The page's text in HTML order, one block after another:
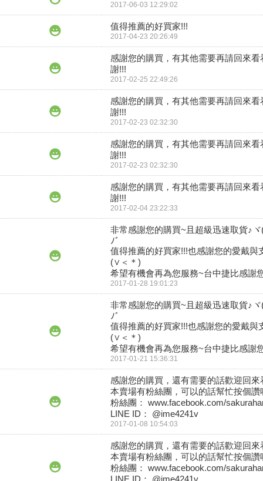
2017-06-03 12:29:02
值得推薦的好買家!!!
2017-04-23 20:26:49
感謝您的購買，有其他需要再請回來看
謝!!!
2017-02-25 22:49:26
感謝您的購買，有其他需要再請回來看
謝!!!
2017-02-23 02:32:30
感謝您的購買，有其他需要再請回來看
謝!!!
2017-02-23 02:32:30
感謝您的購買，有其他需要再請回來看
謝!!!
2017-02-04 23:22:33
非常感謝您的購買~且超級迅速取貨♪
ﾉﾞ
值得推薦的好買家!!!也感謝您的愛戴與
(∨＜＊)
希望有機會再為您服務~台中捷比感謝
2017-01-28 19:01:23
非常感謝您的購買~且超級迅速取貨♪
ﾉﾞ
值得推薦的好買家!!!也感謝您的愛戴與
(∨＜＊)
希望有機會再為您服務~台中捷比感謝
2017-01-21 15:36:31
感謝您的購買，還有需要的話歡迎回來
本賣場有粉絲團，可以的話幫忙按個讚
粉絲團： www.facebook.com/
LINE ID： @ime4241v
2017-01-08 10:54:03
感謝您的購買，還有需要的話歡迎回來
本賣場有粉絲團，可以的話幫忙按個讚
粉絲團： www.facebook.com/
LINE ID： @ime4241v